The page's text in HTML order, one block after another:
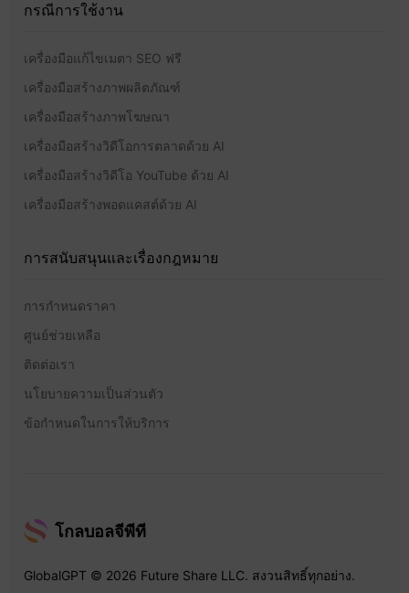
กรณีการใช้งาน
เครื่องมือแก้ไขเมตา SEO ฟรี
เครื่องมือสร้างภาพผลิตภัณฑ์
เครื่องมือสร้างภาพโฆษณา
เครื่องมือสร้างวิดีโอการตลาดด้วย AI
เครื่องมือสร้างวิดีโอ YouTube ด้วย AI
เครื่องมือสร้างพอดแคสต์ด้วย AI
การสนับสนุนและเรื่องกฎหมาย
การกำหนดราคา
ศูนย์ช่วยเหลือ
ติดต่อเรา
นโยบายความเป็นส่วนตัว
ข้อกำหนดในการให้บริการ
โกลบอลจีพีที
GlobalGPT © 2026 Future Share LLC. สงวนสิทธิ์ทุกอย่าง.